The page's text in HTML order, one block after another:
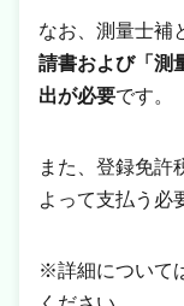
なお、測量士補
請書および「測
出が必要です。
また、登録免許
よって支払う必
※詳細について